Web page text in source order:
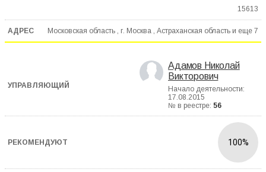
15613
Московская область , г. Москва , Астраханская область и еще 7
Адамов Николай
Викторович
Начало деятельности:
17.08.2015
№ в реестре: 56
100%